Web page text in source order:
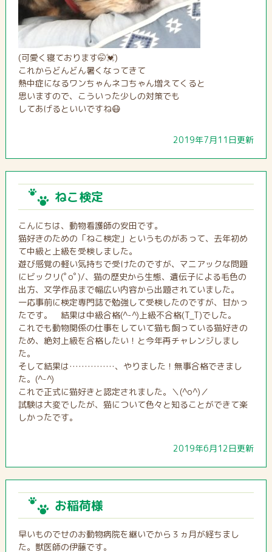
(可愛く寝ております🤭💓)
これからどんどん暑くなってきて
熱中症になるワンちゃんネコちゃん増えてくると
思いますので、こういった少しの対策でも
してあげるといいですね😷
2019年7月11日更新
ねこ検定
こんにちは、動物看護師の安田です。
猫好きのための「ねこ検定」というものがあって、去年初め
て中級と上級を受検しました。
遊び感覚の軽い気持ちで受けたのですが、マニアックな問題
にビックリ(ﾟoﾟ)/、猫の歴史から生態、遺伝子による毛色の
出方、文学作品まで幅広い内容から出題されていました。
一応事前に検定専門誌で勉強して受検したのですが、甘かっ
たです。 結果は中級合格(^-^)上級不合格(T_T)でした。
これでも動物関係の仕事をしていて猫も飼っている猫好きの
ため、絶対上級を合格したい！と今年再チャレンジしまし
た。
そして結果は……………、やりました！無事合格できまし
た。(^-^)
これで正式に猫好きと認定されました。＼(^o^)／
試験は大変でしたが、猫について色々と知ることができて楽
しかったです。
2019年6月12日更新
お稲荷様
早いものでせのお動物病院を継いでから３ヵ月が経ちまし
た。獣医師の伊藤です。